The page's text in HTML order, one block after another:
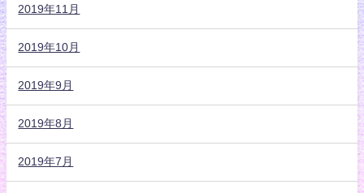
2019年11月
2019年10月
2019年9月
2019年8月
2019年7月